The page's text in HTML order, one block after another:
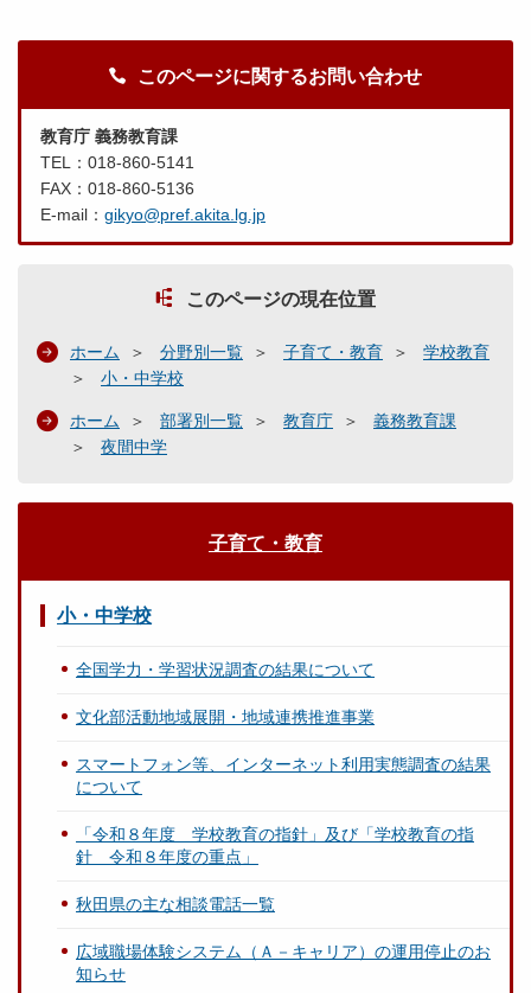
このページに関するお問い合わせ
教育庁 義務教育課
TEL：018-860-5141
FAX：018-860-5136
E-mail： gikyo@pref.akita.lg.jp
このページの現在位置
ホーム 分野別一覧 子育て・教育
学校教育
小・中学校
ホーム 部署別一覧 教育庁
義務教育課
夜間中学
子育て・教育
小・中学校
全国学力・学習状況調査の結果について
文化部活動地域展開・地域連携推進事業
スマートフォン等、インターネット利用実態調査の結果
について
「令和８年度 学校教育の指針」及び「学校教育の指
針 令和８年度の重点」
秋田県の主な相談電話一覧
広域職場体験システム（Ａ－キャリア）の運用停止のお
知らせ